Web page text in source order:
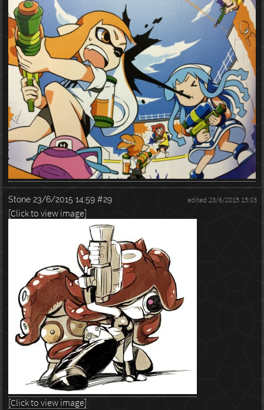
Stone 23/6/2015 14:59 #29 edited 23/6/2015 15:03
[Click to view image]
[Click to view image]